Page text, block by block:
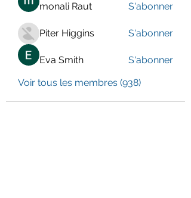
monali Raut S'abonner
Piter Higgins S'abonner
Eva Smith
S'abonner
Voir tous les membres (938)